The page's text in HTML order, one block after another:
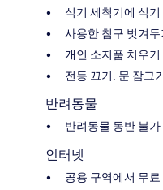
식기 세척기에 식
사용한 침구 벗겨두
개인 소지품 치우기
전등 끄기, 문 잠그
반려동물
반려동물 동반 불가
인터넷
공용 구역에서 무료